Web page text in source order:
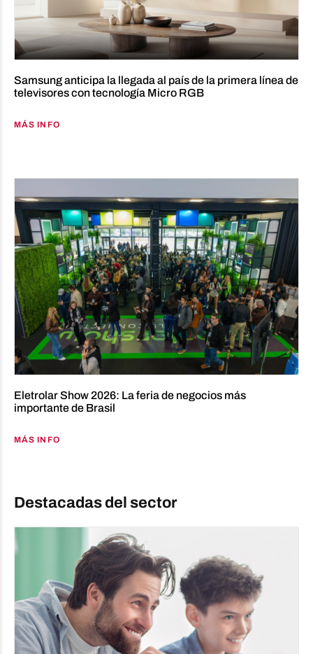
Samsung anticipa la llegada al país de la primera línea de
televisores con tecnología Micro RGB
MÁS INFO
Eletrolar Show 2026: La feria de negocios más
importante de Brasil
MÁS INFO
Destacadas del sector